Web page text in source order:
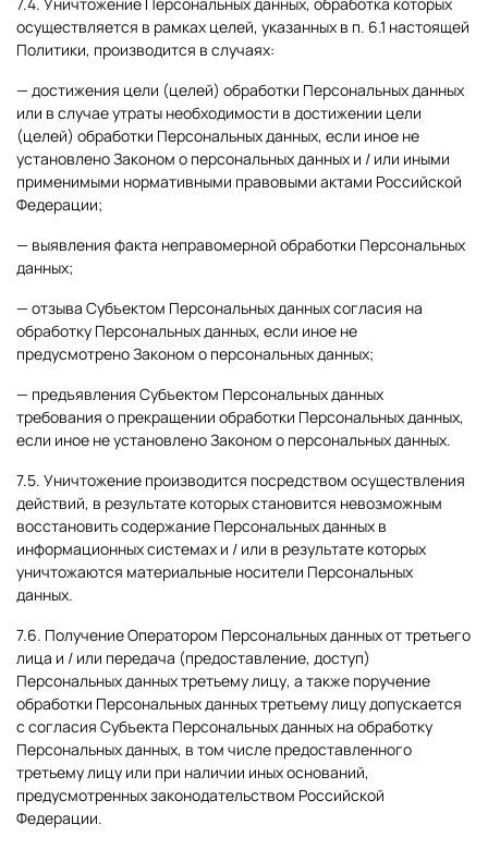
осуществляется в рамках целей, указанных в п. 6.1 настоящей
Политики, производится в случаях:
— достижения цели (целей) обработки Персональных данных
или в случае утраты необходимости в достижении цели
(целей) обработки Персональных данных, если иное не
установлено Законом о персональных данных и / или иными
применимыми нормативными правовыми актами Российской
Федерации;
— выявления факта неправомерной обработки Персональных
данных;
— отзыва Субъектом Персональных данных согласия на
обработку Персональных данных, если иное не
предусмотрено Законом о персональных данных;
— предъявления Субъектом Персональных данных
требования о прекращении обработки Персональных данных,
если иное не установлено Законом о персональных данных.
7.5. Уничтожение производится посредством осуществления
действий, в результате которых становится невозможным
восстановить содержание Персональных данных в
информационных системах и / или в результате которых
уничтожаются материальные носители Персональных
данных.
7.6. Получение Оператором Персональных данных от третьего
лица и / или передача (предоставление, доступ)
Персональных данных третьему лицу, а также поручение
обработки Персональных данных третьему лицу допускается
с согласия Субъекта Персональных данных на обработку
Персональных данных, в том числе предоставленного
третьему лицу или при наличии иных оснований,
предусмотренных законодательством Российской
Федерации.